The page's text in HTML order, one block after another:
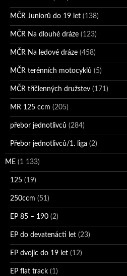
MČR Juniorů do 19 let (138)
MČR Na dlouhé dráze (123)
MČR Na ledové dráze (458)
MČR terénních motocyklů (5)
MČR tříčlenných družstev (171)
MR 125 ccm (205)
přebor jednotlivců (284)
Přebor jednotlivců/1. liga (2)
ME (1 133)
125 (19)
250ccm (51)
EP 85 – 190 (2)
EP do devatenácti let (23)
EP dvojic do 19 let (12)
EP flat track (1)